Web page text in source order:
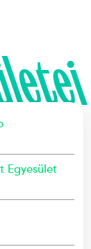
Egyesület